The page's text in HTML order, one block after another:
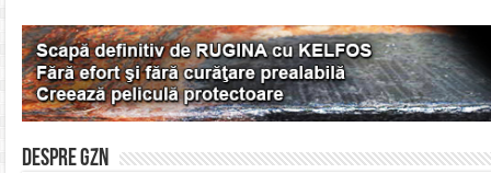
Despre gzn